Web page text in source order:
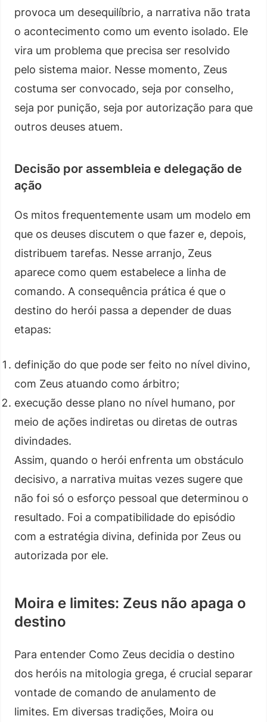
provoca um desequilíbrio, a narrativa não trata
o acontecimento como um evento isolado. Ele
vira um problema que precisa ser resolvido
pelo sistema maior. Nesse momento, Zeus
costuma ser convocado, seja por conselho,
seja por punição, seja por autorização para que
outros deuses atuem.
Decisão por assembleia e delegação de
ação
Os mitos frequentemente usam um modelo em
que os deuses discutem o que fazer e, depois,
distribuem tarefas. Nesse arranjo, Zeus
aparece como quem estabelece a linha de
comando. A consequência prática é que o
destino do herói passa a depender de duas
etapas:
definição do que pode ser feito no nível divino,
com Zeus atuando como árbitro;
execução desse plano no nível humano, por
meio de ações indiretas ou diretas de outras
divindades.
Assim, quando o herói enfrenta um obstáculo
decisivo, a narrativa muitas vezes sugere que
não foi só o esforço pessoal que determinou o
resultado. Foi a compatibilidade do episódio
com a estratégia divina, definida por Zeus ou
autorizada por ele.
Moira e limites: Zeus não apaga o
destino
Para entender Como Zeus decidia o destino
dos heróis na mitologia grega, é crucial separar
vontade de comando de anulamento de
limites. Em diversas tradições, Moira ou